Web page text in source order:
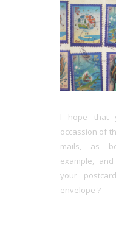
I hope that
occassion of
mails, as
example,
your
envelope ?